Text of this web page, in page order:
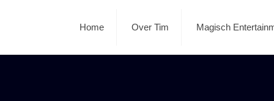
Home Over Tim Magisch